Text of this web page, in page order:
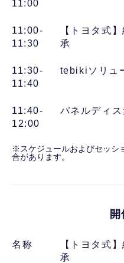
11:00
11:00-
11:30
【トヨタ式
承
11:30-
11:40
tebikiソリュ
11:40-
12:00
パネルディ
※スケジュールおよびセッシ
合があります。
名称
【トヨタ式
承